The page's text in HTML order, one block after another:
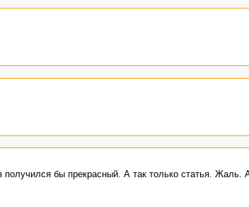
бы прекрасный. А так только статья.